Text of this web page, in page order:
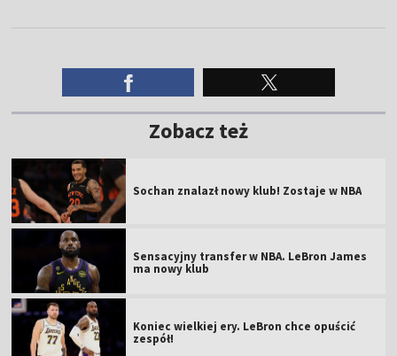
Zobacz też
Sochan znalazł nowy klub! Zostaje w NBA
Sensacyjny transfer w NBA. LeBron James
ma nowy klub
Koniec wielkiej ery. LeBron chce opuścić
zespół!